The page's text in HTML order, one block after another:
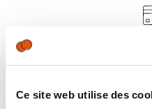
Ce site web utilise des
Payer tout
Réglez tous les